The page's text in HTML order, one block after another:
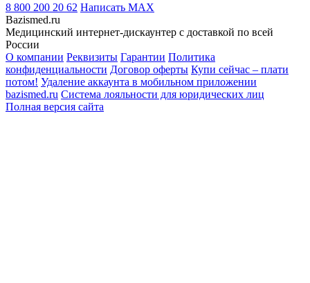
8 800 200 20 62 Написать MAX
Bazismed.ru
Медицинский интернет-дискаунтер с доставкой по всей
России
О компании Реквизиты Гарантии Политика
конфиденциальности Договор оферты Купи сейчас – плати
потом! Удаление аккаунта в мобильном приложении
bazismed.ru Система лояльности для юридических лиц
Полная версия сайта